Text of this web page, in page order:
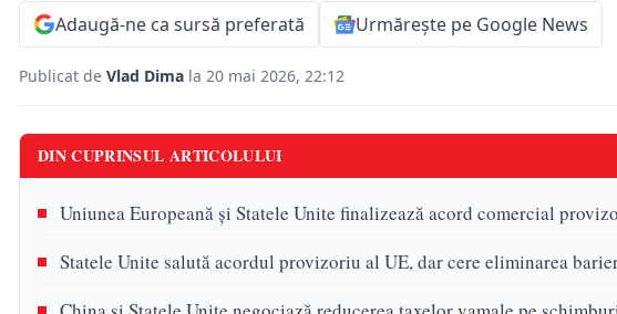
Adaugă-ne ca sursă preferată Urmărește pe Google News
Publicat de Vlad Dima la 20 mai 2026, 22:12
DIN CUPRINSUL ARTICOLULUI
Uniunea Europeană și Statele Unite finalizează acord comercial
Statele Unite salută acordul provizoriu al UE, dar cere eliminarea